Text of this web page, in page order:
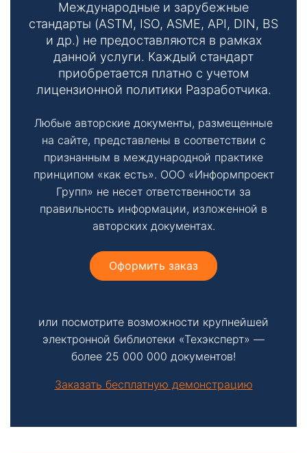
Международные и зарубежные
стандарты (ASTM, ISO, ASME, API, DIN, BS
и др.) не предоставляются в рамках
данной услуги. Каждый стандарт
приобретается платно с учетом
лицензионной политики Разработчика.
Любые авторские документы, размещенные
на сайте, представлены в соответствии с
признанным в международной практике
принципом «как есть». ООО «Информпроект
Групп» не несет ответственности за
правильность информации, изложенной в
авторских документах.
Оформить заказ
или посмотрите возможности крупнейшей
электронной библиотеки «Техэксперт» —
более 25 000 000 документов!
Заказать бесплатную демонстрацию
Необходимые
необязательны.
Они необходимы
функционирования